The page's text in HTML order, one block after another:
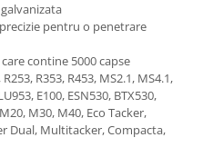
pentru o penetrare
contine 5000 capse
R353, R453, MS2.1, MS4.1,
E100, ESN530, BTX530,
M30, M40, Eco Tacker,
Dual, Multitacker, Compacta,